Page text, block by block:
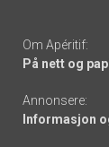
Om Apéritif:
På nett og
Annonsere:
Informasjon